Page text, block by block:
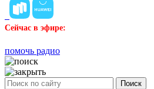
Сейчас в эфире:
помочь радио
Поиск